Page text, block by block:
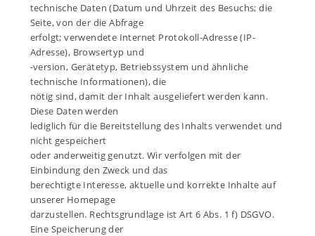
technische Daten (Datum und Uhrzeit des Besuchs; die
Seite, von der die Abfrage
erfolgt; verwendete Internet Protokoll-Adresse (IP-
Adresse), Browsertyp und
-version, Gerätetyp, Betriebssystem und ähnliche
technische Informationen), die
nötig sind, damit der Inhalt ausgeliefert werden kann.
Diese Daten werden
lediglich für die Bereitstellung des Inhalts verwendet und
nicht gespeichert
oder anderweitig genutzt. Wir verfolgen mit der
Einbindung den Zweck und das
berechtigte Interesse, aktuelle und korrekte Inhalte auf
unserer Homepage
darzustellen. Rechtsgrundlage ist Art 6 Abs. 1 f) DSGVO.
Eine Speicherung der